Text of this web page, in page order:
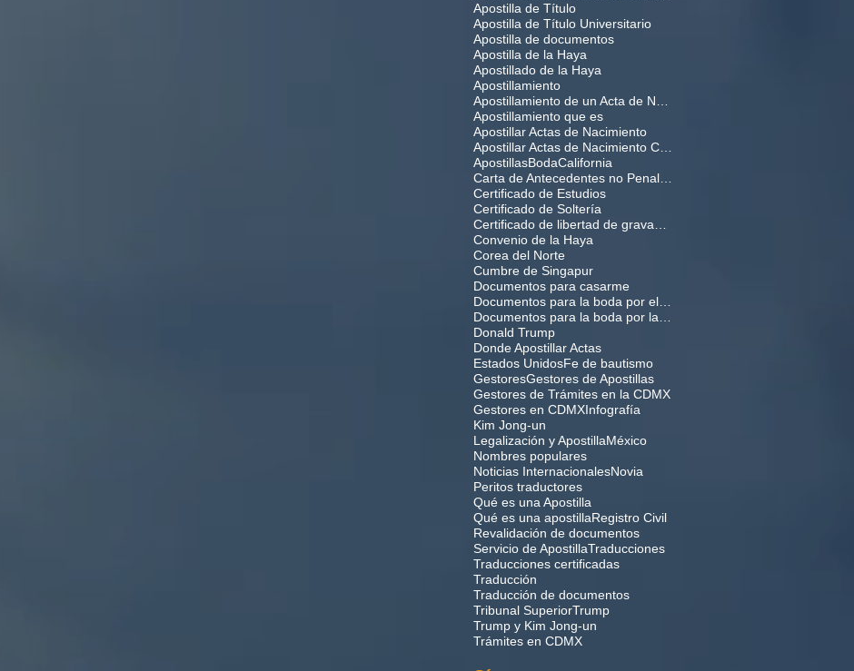
Apostilla de Título
Apostilla de Título Universitario
Apostilla de documentos
Apostilla de la Haya
Apostillado de la Haya
Apostillamiento
Apostillamiento que es
Apostillar Actas de Nacimiento
ApostillasBodaCalifornia
Certificado de Estudios
Certificado de Soltería
Convenio de la Haya
Corea del Norte
Cumbre de Singapur
Documentos para casarme
Donald Trump
Donde Apostillar Actas
Estados UnidosFe de bautismo
GestoresGestores de Apostillas
Gestores de Trámites en la CDMX
Gestores en CDMXInfografía
Kim Jong-un
Legalización y ApostillaMéxico
Nombres populares
Noticias InternacionalesNovia
Peritos traductores
Qué es una Apostilla
Qué es una apostillaRegistro Civil
Revalidación de documentos
Servicio de ApostillaTraducciones
Traducciones certificadas
Traducción
Traducción de documentos
Tribunal SuperiorTrump
Trump y Kim Jong-un
Trámites en CDMX